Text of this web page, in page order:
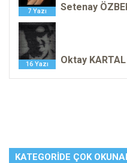
7 Yazı Setenay
16 Yazı Oktay KARTAL
KATEGORIDE ÇOK